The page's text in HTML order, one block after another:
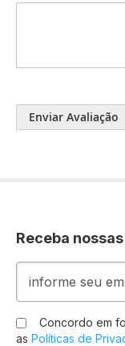
Enviar Avaliação
Receba
Inscreva-
na
nossa
Newsletter:
Concordo em
as Políticas de